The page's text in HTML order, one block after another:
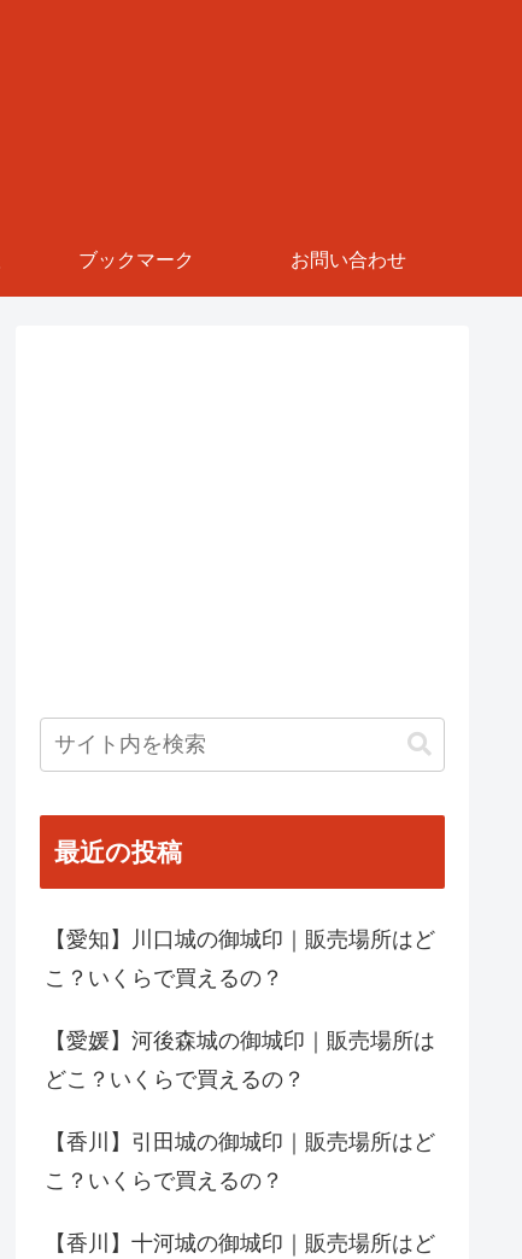
ブックマーク お問い合わせ
最近の投稿
【愛知】川口城の御城印｜販売場所はど
こ？いくらで買えるの？
【愛媛】河後森城の御城印｜販売場所は
どこ？いくらで買えるの？
【香川】引田城の御城印｜販売場所はど
こ？いくらで買えるの？
【香川】十河城の御城印｜販売場所はど